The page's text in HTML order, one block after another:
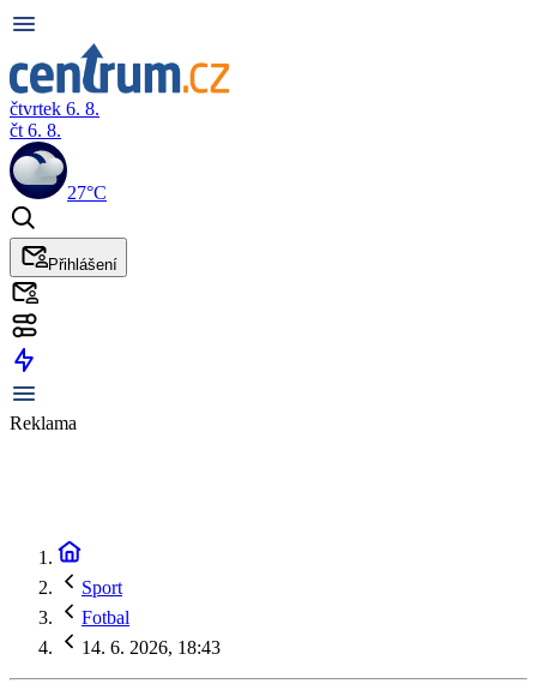
čtvrtek 6. 8.
čt 6. 8.
27°C
Přihlášení
Reklama
Sport
Fotbal
14. 6. 2026, 18:43